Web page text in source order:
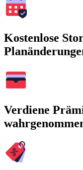
Kostenlose
Verdiene